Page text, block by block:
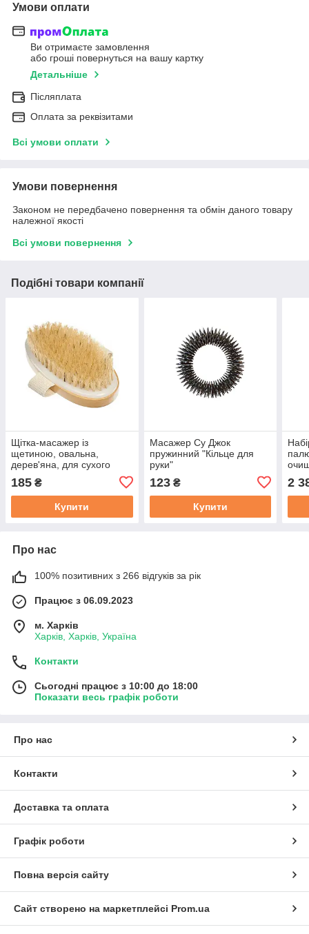
Умови оплати
Ви отримаєте замовлення
або гроші повернуться на вашу картку
Детальніше
Післяплата
Оплата за реквізитами
Всі умови оплати
Умови повернення
Законом не передбачено повернення та обмін даного товару
належної якості
Всі умови повернення
Подібні товари компанії
Щітка-масажер із
щетиною, овальна,
дерев'яна, для сухого
185 ₴
Купити
Масажер Су Джок
пружинний "Кільце для
руки"
123₴
Купити
2
Про нас
100% позитивних з 266 відгуків за рік
Працює з 06.09.2023
м. Харків
Харків, Харків, Україна
Контакти
Сьогодні працює з 10:00 до 18:00
Показати весь графік роботи
Про нас
Контакти
Доставка та оплата
Графік роботи
Повна версія сайту
Сайт створено на маркетплейсі Prom.ua